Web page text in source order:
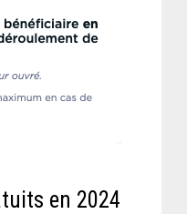
en 2024